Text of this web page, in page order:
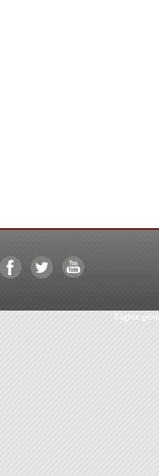
Página